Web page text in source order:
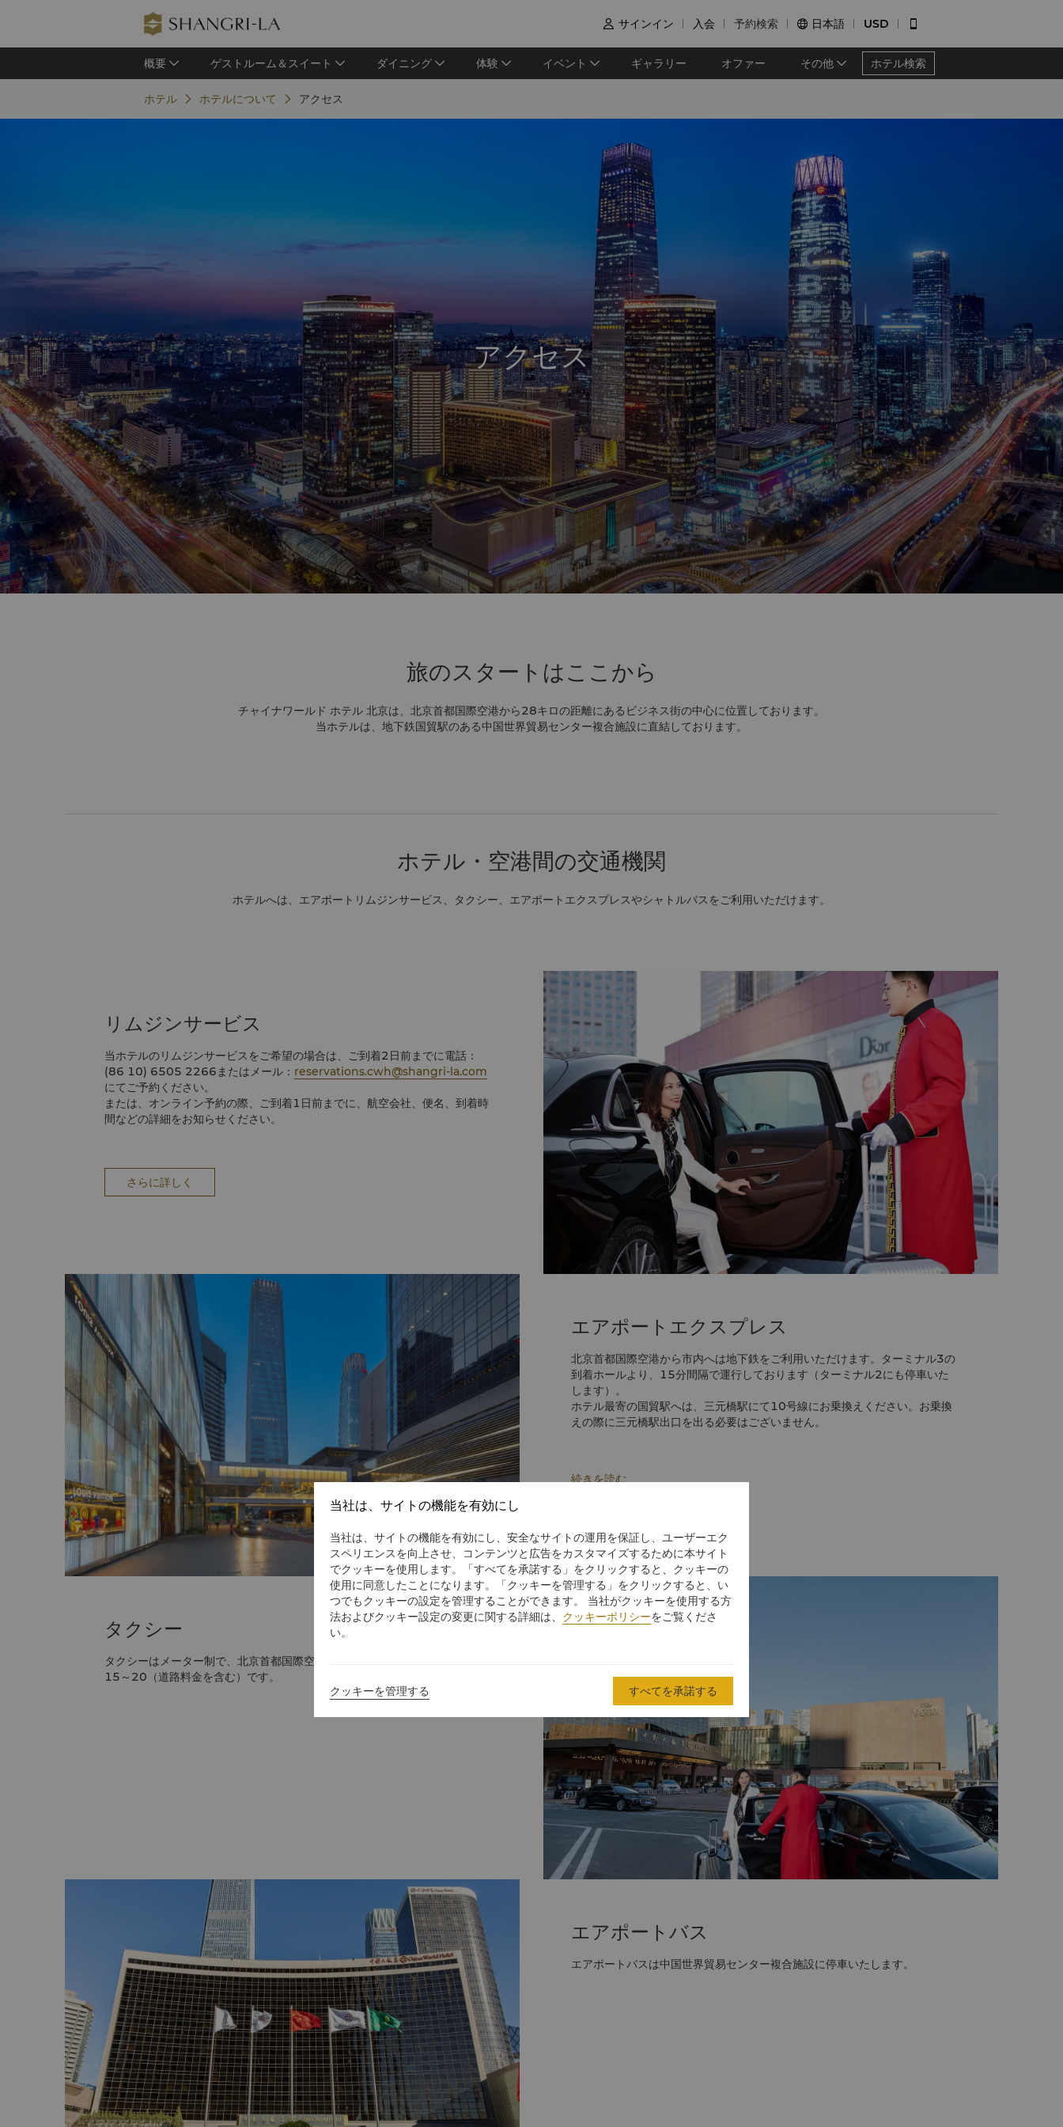
 サインイン 入会 予約検索  日本語 USD 
概要 ゲストルーム＆スイート ダイニング 体験 イベント ギャラリー オファー その他 ホテル検索
ホテル ホテルについて アクセス
アクセス
旅のスタートはここから
チャイナワールド ホテル 北京は、北京首都国際空港から28キロの距離にあるビジネス街の中心に位置しております。
当ホテルは、地下鉄国貿駅のある中国世界貿易センター複合施設に直結しております。
ホテル・空港間の交通機関
ホテルへは、エアポートリムジンサービス、タクシー、エアポートエクスプレスやシャトルバスをご利用いただけます。
リムジンサービス
当ホテルのリムジンサービスをご希望の場合は、ご到着2日前までに電話：
(86 10) 6505 2266またはメール： reservations.cwh@shangri-la.com
にてご予約ください。
または、オンライン予約の際、ご到着1日前までに、航空会社、便名、到着時
間などの詳細をお知らせください。
さらに詳しく
エアポートエクスプレス
北京首都国際空港から市内へは地下鉄をご利用いただけます。ターミナル3の
到着ホールより、15分間隔で運行しております（ターミナル2にも停車いた
します）。
ホテル最寄の国貿駅へは、三元橋駅にて10号線にお乗換えください。お乗換
えの際に三元橋駅出口を出る必要はございません。
続きを読む
タクシー
タクシーはメーター制で、北京首都国際空港から当ホテルまでは片道約USD
15～20（道路料金を含む）です。
エアポートバス
エアポートバスは中国世界貿易センター複合施設に停車いたします。
当社は、サイトの機能を有効にし
当社は、サイトの機能を有効にし、安全なサイトの運用を保証し、ユーザーエク
スペリエンスを向上させ、コンテンツと広告をカスタマイズするために本サイト
でクッキーを使用します。「すべてを承諾する」をクリックすると、クッキーの
使用に同意したことになります。「クッキーを管理する」をクリックすると、い
つでもクッキーの設定を管理することができます。 当社がクッキーを使用する方
法およびクッキー設定の変更に関する詳細は、 クッキーポリシーをご覧くださ
い。
クッキーを管理する すべてを承諾する